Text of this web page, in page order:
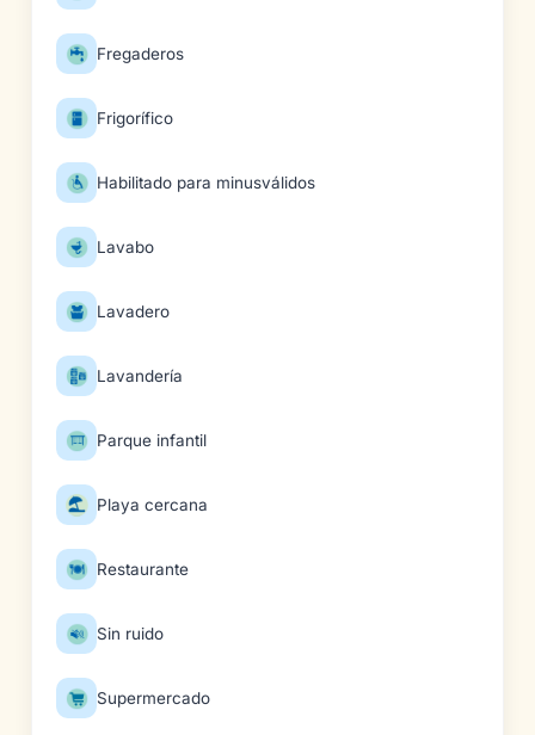
Fregaderos
Frigorífico
Habilitado para minusválidos
Lavabo
Lavadero
Lavandería
Parque infantil
Playa cercana
Restaurante
Sin ruido
Supermercado